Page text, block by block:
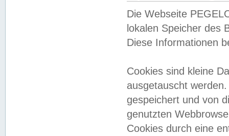
Die Webseite
lokalen Speicher des
Diese Informationen
Cookies sind kleine
ausgetauscht
gespeichert und von
genutzten
Cookies durch eine